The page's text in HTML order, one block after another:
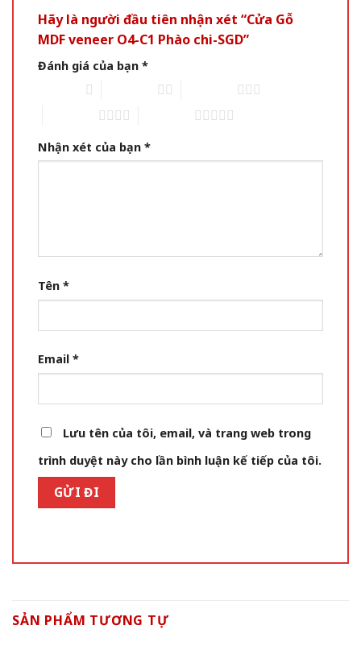
Hãy là người đầu tiên nhận xét “Cửa Gỗ
MDF veneer O4-C1 Phào chi-SGD”
Đánh giá của bạn *
Nhận xét của bạn *
Tên *
Email *
Lưu tên của tôi, email, và trang web trong
trình duyệt này cho lần bình luận kế tiếp của tôi.
SẢN PHẨM TƯƠNG TỰ